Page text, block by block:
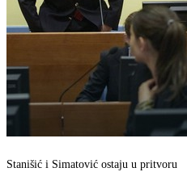
Stanišić i Simatović ostaju u pritvoru